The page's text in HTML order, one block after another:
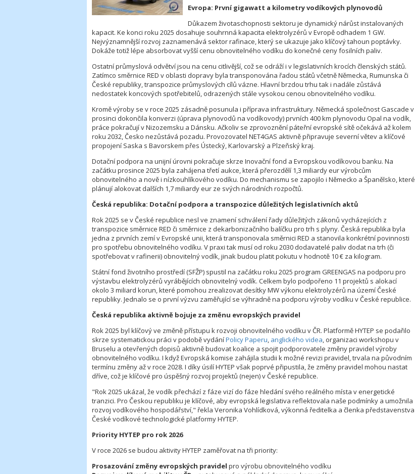
Evropa: První gigawatt a kilometry vodíkových plynovodů
Důkazem životaschopnosti sektoru je dynamický nárůst instalovaných
kapacit. Ke konci roku 2025 dosahuje souhrnná kapacita elektrolyzérů v Evropě odhadem 1 GW.
Nejvýznamnější rozvoj zaznamenává sektor rafinace, který se ukazuje jako klíčový tahoun poptávky.
Dokáže totiž lépe absorbovat vyšší cenu obnovitelného vodíku do konečné ceny fosilních paliv.
Ostatní průmyslová odvětví jsou na cenu citlivější, což se odráží i v legislativních krocích členských států.
Zatímco směrnice RED v oblasti dopravy byla transponována řadou států včetně Německa, Rumunska či
České republiky, transpozice průmyslových cílů vázne. Hlavní brzdou trhu tak i nadále zůstává
nedostatek koncových spotřebitelů, odrazených stále vysokou cenou obnovitelného vodíku.
Kromě výroby se v roce 2025 zásadně posunula i příprava infrastruktury. Německá společnost Gascade v
prosinci dokončila konverzi (úprava plynovodů na vodíkovody) prvních 400 km plynovodu Opal na vodík,
práce pokračují v Nizozemsku a Dánsku. Ačkoliv se zprovoznění páteřní evropské sítě očekává až kolem
roku 2032, Česko nezůstává pozadu. Provozovatel NET4GAS aktivně připravuje severní větev a klíčové
propojení Saska s Bavorskem přes Ústecký, Karlovarský a Plzeňský kraj.
Dotační podpora na unijní úrovni pokračuje skrze Inovační fond a Evropskou vodíkovou banku. Na
začátku prosince 2025 byla zahájena třetí aukce, která přerozdělí 1,3 miliardy eur výrobcům
obnovitelného a nově i nízkouhlíkového vodíku. Do mechanismu se zapojilo i Německo a Španělsko, které
plánují alokovat dalších 1,7 miliardy eur ze svých národních rozpočtů.
Česká republika: Dotační podpora a transpozice důležitých legislativních aktů
Rok 2025 se v České republice nesl ve znamení schválení řady důležitých zákonů vycházejících z
transpozice směrnice RED či směrnice z dekarbonizačního balíčku pro trh s plyny. Česká republika byla
jedna z prvních zemí v Evropské unii, která transponovala směrnici RED a stanovila konkrétní povinnosti
pro spotřebu obnovitelného vodíku. V praxi tak musí od roku 2030 dodavatelé paliv dodat na trh (či
spotřebovat v rafinerii) obnovitelný vodík, jinak budou platit pokutu v hodnotě 10 € za kilogram.
Státní fond životního prostředí (SFŽP) spustil na začátku roku 2025 program GREENGAS na podporu pro
výstavbu elektrolyzérů vyrábějících obnovitelný vodík. Celkem bylo podpořeno 11 projektů s alokací
okolo 3 miliard korun, které pomohou zrealizovat desítky MW výkonu elektrolyzérů na území České
republiky. Jednalo se o první výzvu zaměřující se výhradně na podporu výroby vodíku v České republice.
Česká republika aktivně bojuje za změnu evropských pravidel
Rok 2025 byl klíčový ve změně přístupu k rozvoji obnovitelného vodíku v ČR. Platformě HYTEP se podařilo
skrze systematickou práci v podobě vydáníPolicy Paperu, anglického videa, organizaci workshopu v
Bruselu a otevřených dopisů aktivně budovat koalice a spojit podporovatele změny pravidel výroby
obnovitelného vodíku. I když Evropská komise zahájila studii k možné revizi pravidel, trvala na původním
termínu změny až v roce 2028. I díky úsilí HYTEP však poprvé připustila, že změny pravidel mohou nastat
dříve, což je klíčové pro úspěšný rozvoj projektů (nejen) v České republice.
"Rok 2025 ukázal, že vodík přechází z fáze vizí do fáze hledání svého reálného místa v energetické
tranzici. Pro Českou republiku je klíčové, aby evropská legislativa reflektovala naše podmínky a umožnila
rozvoj vodíkového hospodářství," řekla Veronika Vohlídková, výkonná ředitelka a členka představenstva
České vodíkové technologické platformy HYTEP.
Priority HYTEP pro rok 2026
V roce 2026 se budou aktivity HYTEP zaměřovat na tři priority:
Prosazování změny evropských pravidel pro výrobu obnovitelného vodíku